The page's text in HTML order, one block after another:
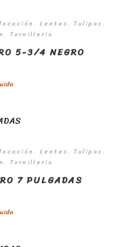
Lentes. Tulipas.
Tornilleria
5-3/4 NEGRO
Lentes. Tulipas.
Tornilleria
7 PULGADAS